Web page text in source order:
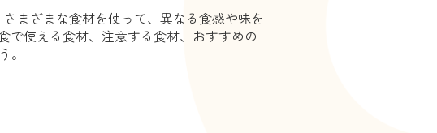
まざまな食材を使って、異なる食感や味を
で使える食材、注意する食材、おすすめの
。